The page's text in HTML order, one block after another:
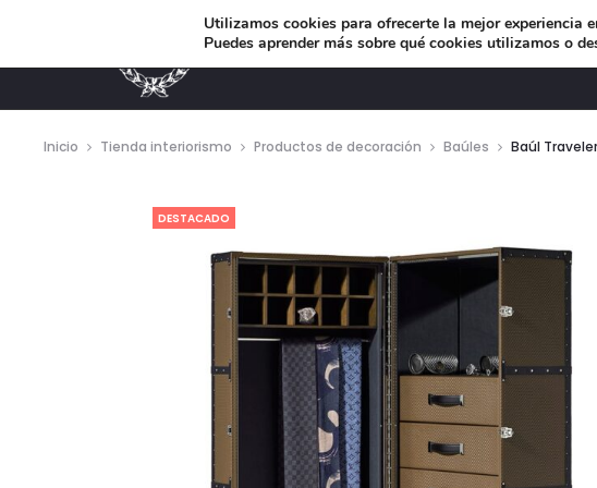
MUEBLES DE DISEÑO
Inicio Tienda interiorismo Productos de decoración Baúles Baúl
DESTACADO
Utilizamos cookies para ofrecerte la mejor experiencia
Puedes aprender más sobre qué cookies utilizamos o